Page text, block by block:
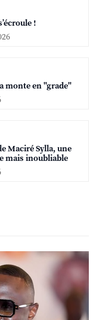
!
monte en "grade"
Maciré Sylla, une
mais inoubliable